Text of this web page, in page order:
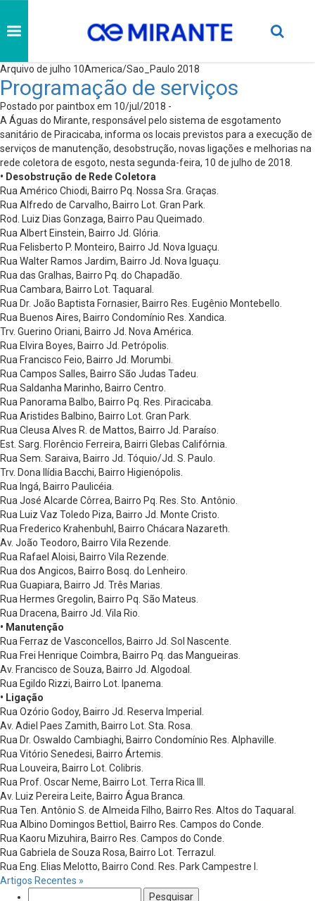
Arquivo de julho 10America/Sao_Paulo 2018
Programação de serviços
Postado por paintbox em 10/jul/2018 -
A Águas do Mirante, responsável pelo sistema de esgotamento
sanitário de Piracicaba, informa os locais previstos para a execução de
serviços de manutenção, desobstrução, novas ligações e melhorias na
rede coletora de esgoto, nesta segunda-feira, 10 de julho de 2018.
• Desobstrução de Rede Coletora
Rua Américo Chiodi, Bairro Pq. Nossa Sra. Graças.
Rua Alfredo de Carvalho, Bairro Lot. Gran Park.
Rod. Luiz Dias Gonzaga, Bairro Pau Queimado.
Rua Albert Einstein, Bairro Jd. Glória.
Rua Felisberto P. Monteiro, Bairro Jd. Nova Iguaçu.
Rua Walter Ramos Jardim, Bairro Jd. Nova Iguaçu.
Rua das Gralhas, Bairro Pq. do Chapadão.
Rua Cambara, Bairro Lot. Taquaral.
Rua Dr. João Baptista Fornasier, Bairro Res. Eugênio Montebello.
Rua Buenos Aires, Bairro Condomínio Res. Xandica.
Trv. Guerino Oriani, Bairro Jd. Nova América.
Rua Elvira Boyes, Bairro Jd. Petrópolis.
Rua Francisco Feio, Bairro Jd. Morumbi.
Rua Campos Salles, Bairro São Judas Tadeu.
Rua Saldanha Marinho, Bairro Centro.
Rua Panorama Balbo, Bairro Pq. Res. Piracicaba.
Rua Aristides Balbino, Bairro Lot. Gran Park.
Rua Cleusa Alves R. de Mattos, Bairro Jd. Paraíso.
Est. Sarg. Florêncio Ferreira, Bairri Glebas Califórnia.
Rua Sem. Saraiva, Bairro Jd. Tóquio/Jd. S. Paulo.
Trv. Dona Ilídia Bacchi, Bairro Higienópolis.
Rua Ingá, Bairro Paulicéia.
Rua José Alcarde Côrrea, Bairro Pq. Res. Sto. Antônio.
Rua Luiz Vaz Toledo Piza, Bairro Jd. Monte Cristo.
Rua Frederico Krahenbuhl, Bairro Chácara Nazareth.
Av. João Teodoro, Bairro Vila Rezende.
Rua Rafael Aloisi, Bairro Vila Rezende.
Rua dos Angicos, Bairro Bosq. do Lenheiro.
Rua Guapiara, Bairro Jd. Três Marias.
Rua Hermes Gregolin, Bairro Pq. São Mateus.
Rua Dracena, Bairro Jd. Vila Rio.
• Manutenção
Rua Ferraz de Vasconcellos, Bairro Jd. Sol Nascente.
Rua Frei Henrique Coimbra, Bairro Pq. das Mangueiras.
Av. Francisco de Souza, Bairro Jd. Algodoal.
Rua Egildo Rizzi, Bairro Lot. Ipanema.
• Ligação
Rua Ozório Godoy, Bairro Jd. Reserva Imperial.
Av. Adiel Paes Zamith, Bairro Lot. Sta. Rosa.
Rua Dr. Oswaldo Cambiaghi, Bairro Condomínio Res. Alphaville.
Rua Vitório Senedesi, Bairro Ártemis.
Rua Louveira, Bairro Lot. Colibris.
Rua Prof. Oscar Neme, Bairro Lot. Terra Rica III.
Av. Luiz Pereira Leite, Bairro Água Branca.
Rua Ten. Antônio S. de Almeida Filho, Bairro Res. Altos do Taquaral.
Rua Albino Domingos Bettiol, Bairro Res. Campos do Conde.
Rua Kaoru Mizuhira, Bairro Res. Campos do Conde.
Rua Gabriela de Souza Rosa, Bairro Lot. Terrazul.
Rua Eng. Elias Melotto, Bairro Cond. Res. Park Campestre I.
Artigos Recentes »